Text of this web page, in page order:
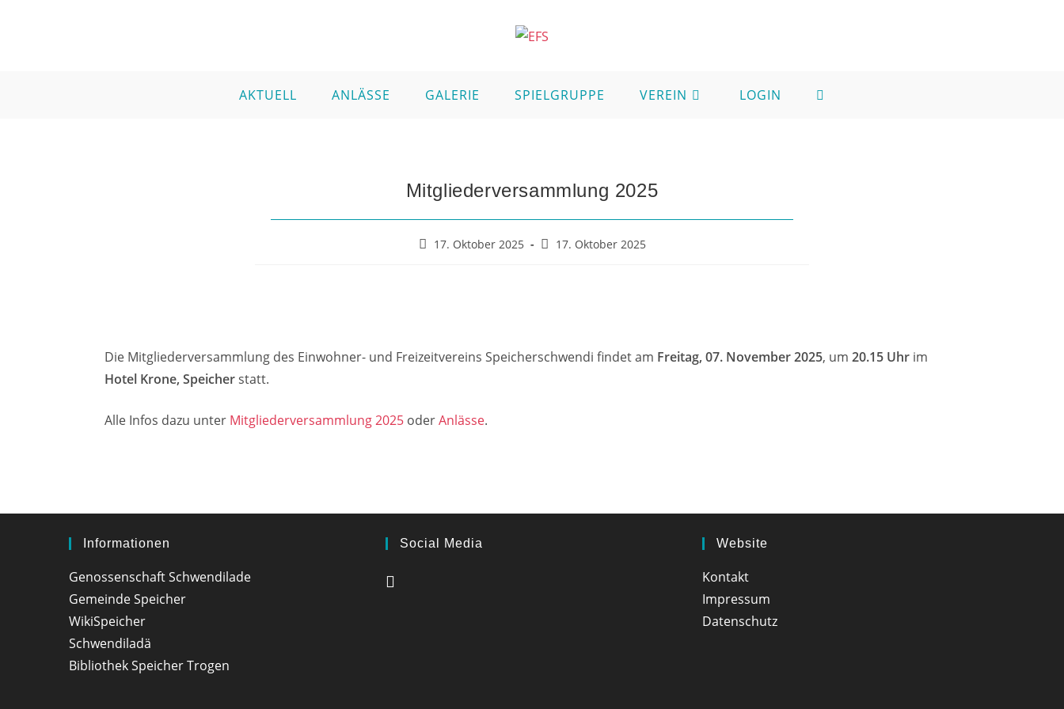
AKTUELL ANLÄSSE GALERIE SPIELGRUPPE VEREIN LOGIN
Mitgliederversammlung 2025
17. Oktober 2025 17. Oktober 2025
Die Mitgliederversammlung des Einwohner- und Freizeitvereins Speicherschwendi findet am Freitag, 07. November 2025, um 20.15 Uhr im
Hotel Krone, Speicherstatt.
Alle Infos dazu unter Mitgliederversammlung 2025 oderAnlässe.
Informationen
Genossenschaft Schwendilade
Gemeinde Speicher
WikiSpeicher
Schwendiladä
Bibliothek Speicher Trogen
Social Media Website
Kontakt
Impressum
Datenschutz